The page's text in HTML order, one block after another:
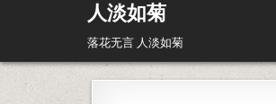
人淡如菊
落花无言 人淡如菊